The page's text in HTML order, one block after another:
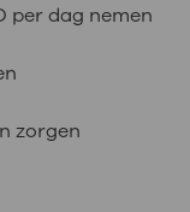
per dag nemen
zorgen